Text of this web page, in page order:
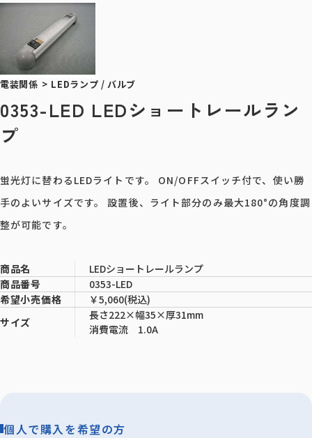
電装関係 > LEDランプ / バルブ
0353-LED LEDショートレールラン
プ
蛍光灯に替わるLEDライトです。 ON/OFFスイッチ付で、使い勝
手のよいサイズです。 設置後、ライト部分のみ最大180°の角度調
整が可能です。
商品名
LEDショートレールランプ
商品番号
0353-LED
希望小売価格
￥5,060(税込)
サイズ
長さ222×幅35×厚31mm
消費電流 1.0A
個人で購入を希望の方